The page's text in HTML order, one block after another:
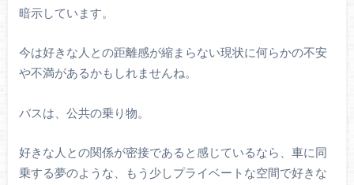
暗示しています。
今は好きな人との距離感が縮まらない現状に何らかの不安
や不満があるかもしれませんね。
バスは、公共の乗り物。
好きな人との関係が密接であると感じているなら、車に同
乗する夢のような、もう少しプライベートな空間で好きな